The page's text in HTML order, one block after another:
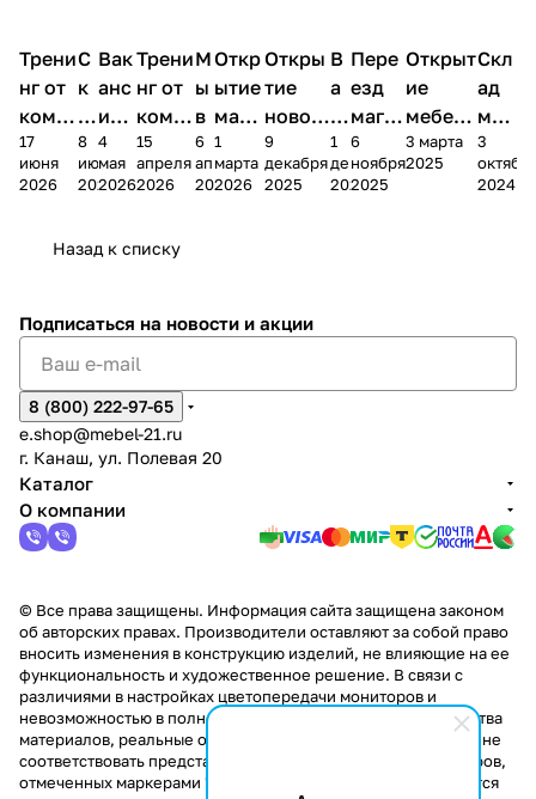
Трени
нг от
комп
ании
Мело
17
июня
2026
С
к
и
д
к
2
8
июня
2026
Вак
анс
ия в
Чеб
окс
4
мая
2026
Трени
нг от
комп
ании
Мело
15
апреля
2026
М
ы
в
М
А
6
апреля
2026
Откр
ытие
мага
зина
в
1
марта
2026
Откры
тие
новог
о
магаз
9
декабря
2025
В
а
к
а
н
1
декабря
2025
Пере
езд
магаз
ина в
г.
6
ноября
2025
Открыт
ие
мебель
ного
салона
3 марта
2025
Скл
ад
меб
ели
пер
3
2024
Назад к списку
Подписаться на новости и акции
8 (800) 222-97-65
e.shop@mebel-21.ru
г. Канаш, ул. Полевая 20
Каталог
О компании
© Все права защищены. Информация сайта защищена законом
об авторских правах. Производители оставляют за собой право
вносить изменения в конструкцию изделий, не влияющие на ее
функциональность и художественное решение. В связи с
различиями в настройках цветопередачи мониторов и
невозможностью в полной мере передать некоторые свойства
материалов, реальные оттенки и текстуры продукции могут не
соответствовать представленным на сайте. Стоимость товаров,
отмеченных маркерами "Скидка!" и "Акция!" распространяется